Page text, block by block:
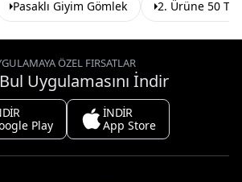
Pasaklı Giyim Gömlek 2. Ürüne 50
ÖZEL FIRSATLAR
Uygulamasını İndir
Play
İNDİR
App Store